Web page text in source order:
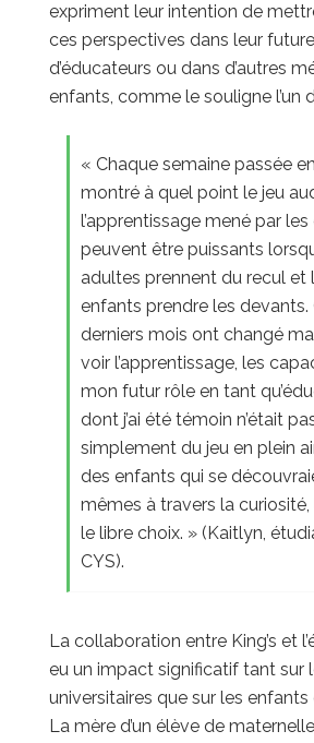
expriment leur intention de
ces perspectives dans leur
d’éducateurs ou dans d’autres
enfants, comme le souligne l’un
« Chaque semaine passée
montré à quel point le jeu
l’apprentissage mené par
peuvent être puissants
adultes prennent du recul et
enfants prendre les devants.
derniers mois ont changé
voir l’apprentissage, les
mon futur rôle en tant
dont j’ai été témoin n’était
simplement du jeu en plein
des enfants qui se
mêmes à travers la
le libre choix. » (Kaitlyn,
CYS).
La collaboration entre King’s et
eu un impact significatif tant sur
universitaires que sur les
La mère d’un élève de maternelle